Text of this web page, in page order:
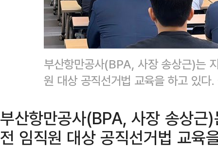
부산항만공사(BPA, 사장 송상근)는
원 대상 공직선거법 교육을 하고 있
부산항만공사(BPA, 사장 송상근
전 임직원 대상 공직선거법 교육